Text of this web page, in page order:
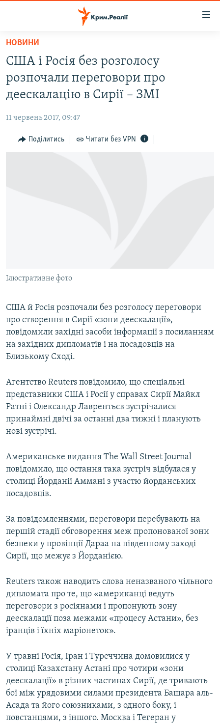
Перейти
основного
матеріалу
Перейти
до
основної
навігації
Перейти
до
ВІДЕО ТА ФОТО
БЛОГИ
ПОГЛЯД
ІНФОГРАФІКА
ДОЛУЧАЙСЯ!
Усі сайти RFE/RL
НОВИНИ
США і Росія без розголосу
розпочали переговори про
деескалацію в Сирії – ЗМІ
11 червень 2017, 09:47
Поділитись Читати без VPN
Ілюстративне фото
США й Росія розпочали без розголосу переговори
про створення в Сирії «зони деескалації»,
повідомили західні засоби інформації з посиланням
на західних дипломатів і на посадовців на
Близькому Сході.
Агентство Reuters повідомило, що спеціальні
представники США і Росії у справах Сирії Майкл
Ратні і Олександр Лаврентьєв зустрічалися
принаймні двічі за останні два тижні і планують
нові зустрічі.
Американське видання The Wall Street Journal
повідомило, що остання така зустріч відбулася у
столиці Йорданії Аммані з участю йорданських
посадовців.
За повідомленнями, переговори перебувають на
першій стадії обговорення меж пропонованої зони
безпеки у провінції Дараа на південному заході
Сирії, що межує з Йорданією.
Reuters також наводить слова неназваного чільного
дипломата про те, що «американці ведуть
переговори з росіянами і пропонують зону
деескалації поза межами «процесу Астани», без
іранців і їхніх маріонеток».
У травні Росія, Іран і Туреччина домовилися у
столиці Казахстану Астані про чотири «зони
деескалації» в різних частинах Сирії, де тривають
бої між урядовими силами президента Башара аль-
Асада та його союзниками, з одного боку, і
повстанцями, з іншого. Москва і Тегеран у